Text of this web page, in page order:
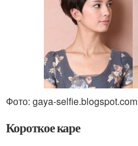
Фото: gaya-selfie.blogspot.com
Короткое каре